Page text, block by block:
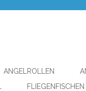
ANGELROLLEN
FLIEGENFISCHEN